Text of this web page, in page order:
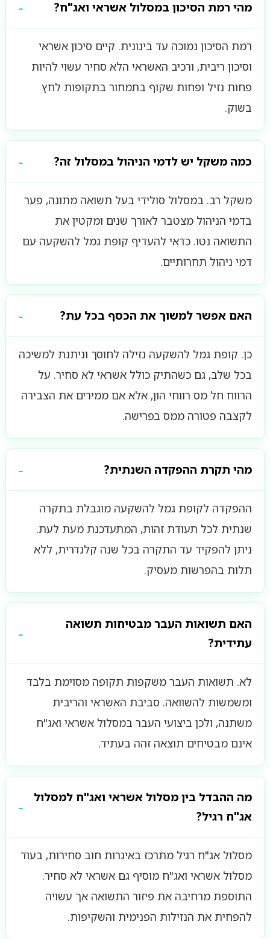
מהי רמת הסיכון במסלול אשראי ואג"ח?
רמת הסיכון נמוכה עד בינונית. קיים סיכון אשראי
וסיכון ריבית, ורכיב האשראי הלא סחיר עשוי להיות
פחות נזיל ופחות שקוף בתמחור בתקופות לחץ
בשוק.
כמה משקל יש לדמי הניהול במסלול זה?
משקל רב. במסלול סולידי בעל תשואה מתונה, פער
בדמי הניהול מצטבר לאורך שנים ומקטין את
התשואה נטו. כדאי להעדיף קופת גמל להשקעה עם
דמי ניהול תחרותיים.
האם אפשר למשוך את הכסף בכל עת?
כן. קופת גמל להשקעה נזילה לחוסך וניתנת למשיכה
בכל שלב, גם כשהתיק כולל אשראי לא סחיר. על
הרווח חל מס רווחי הון, אלא אם ממירים את הצבירה
לקצבה פטורה ממס בפרישה.
מהי תקרת ההפקדה השנתית?
ההפקדה לקופת גמל להשקעה מוגבלת בתקרה
שנתית לכל תעודת זהות, המתעדכנת מעת לעת.
ניתן להפקיד עד התקרה בכל שנה קלנדרית, ללא
תלות בהפרשות מעסיק.
האם תשואות העבר מבטיחות תשואה
עתידית?
לא. תשואות העבר משקפות תקופה מסוימת בלבד
ומשמשות להשוואה. סביבת האשראי והריבית
משתנה, ולכן ביצועי העבר במסלול אשראי ואג"ח
אינם מבטיחים תוצאה זהה בעתיד.
מה ההבדל בין מסלול אשראי ואג"ח למסלול
אג"ח רגיל?
מסלול אג"ח רגיל מתרכז באיגרות חוב סחירות, בעוד
מסלול אשראי ואג"ח מוסיף גם אשראי לא סחיר.
התוספת מרחיבה את פיזור התשואה אך עשויה
להפחית את הנזילות הפנימית והשקיפות.